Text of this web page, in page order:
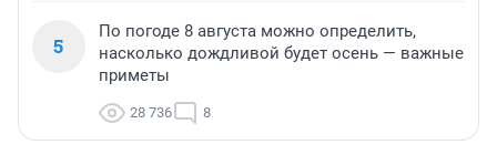
5
По погоде 8 августа можно определить,
насколько дождливой будет осень — важные
приметы
28 736 8